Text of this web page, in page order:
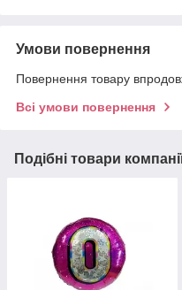
Умови повернення
Повернення товару
Всі умови повернення
Подібні товари